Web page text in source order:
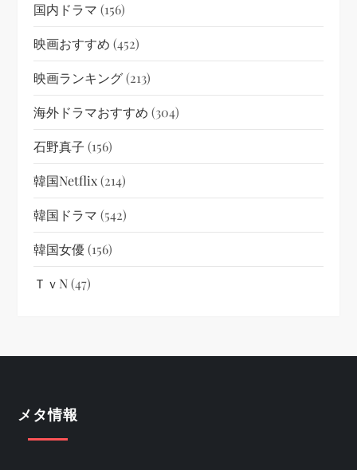
国内ドラマ (156)
映画おすすめ (452)
映画ランキング(213)
海外ドラマおすすめ (304)
石野真子 (156)
韓国netflix(214)
韓国ドラマ (542)
韓国女優(156)
ＴｖN(47)
メタ情報